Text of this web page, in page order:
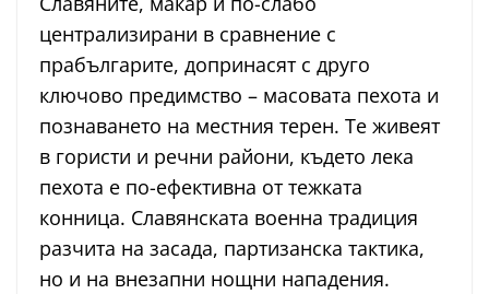
централизирани в сравнение с
прабългарите, допринасят с друго
ключово предимство – масовата пехота и
познаването на местния терен. Те живеят
в гористи и речни райони, където лека
пехота е по-ефективна от тежката
конница. Славянската военна традиция
разчита на засада, партизанска тактика,
но и на внезапни нощни нападения.